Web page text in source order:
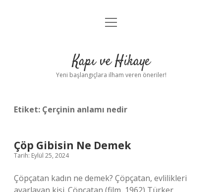
Anasayfa
Yasal Uyarı
menüyü
Kapı ve Hikaye
Yeni başlangıçlara ilham veren öneriler!
Etiket: Çerçinin anlamı nedir
Çöp Gibisin Ne Demek
Tarih: Eylül 25, 2024
Çöpçatan kadın ne demek? Çöpçatan, evlilikleri